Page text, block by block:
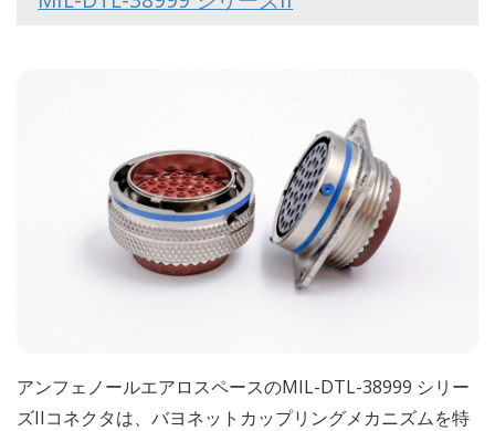
アンフェノールエアロスペースのMIL-DTL-38999 シリー
ズIIコネクタは、バヨネットカップリングメカニズムを特